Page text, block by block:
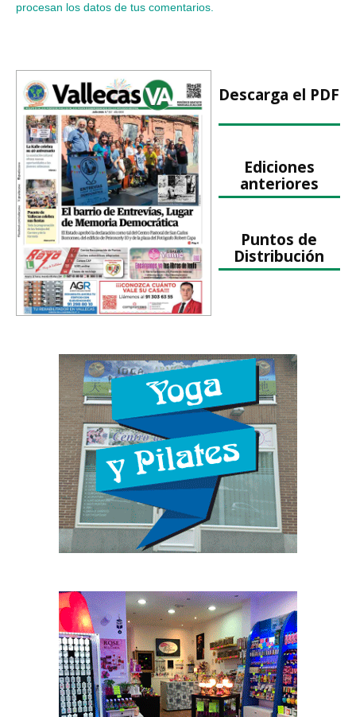
procesan los datos de tus comentarios.
Descarga el PDF
Ediciones
anteriores
Puntos de
Distribución